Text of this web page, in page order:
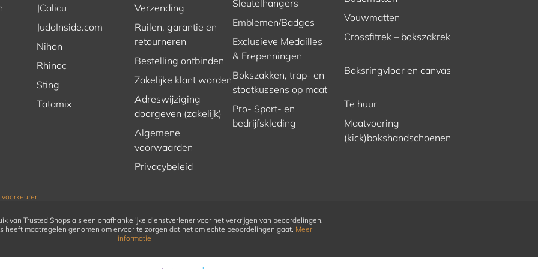
JCalicu
JudoInside.com
Nihon
Rhinoc
Sting
Tatamix
Verzending
Ruilen, garantie en
retourneren
Bestelling ontbinden
Zakelijke klant worden
Adreswijziging
doorgeven (zakelijk)
Algemene
voorwaarden
Privacybeleid
Sleutelhangers
Emblemen/Badges
Exclusieve Medailles
& Erepenningen
Bokszakken, trap- en
stootkussens op maat
Pro- Sport- en
bedrijfskleding
Vouwmatten
Crossfitrek – bokszakrek
Boksringvloer en canvas
Te huur
Maatvoering
(kick)bokshandschoenen
voorkeuren
van Trusted Shops als een onafhankelijke dienstverlener voor het verkrijgen van beoordelingen.
heeft maatregelen genomen om ervoor te zorgen dat het om echte beoordelingen gaat. Meer
informatie